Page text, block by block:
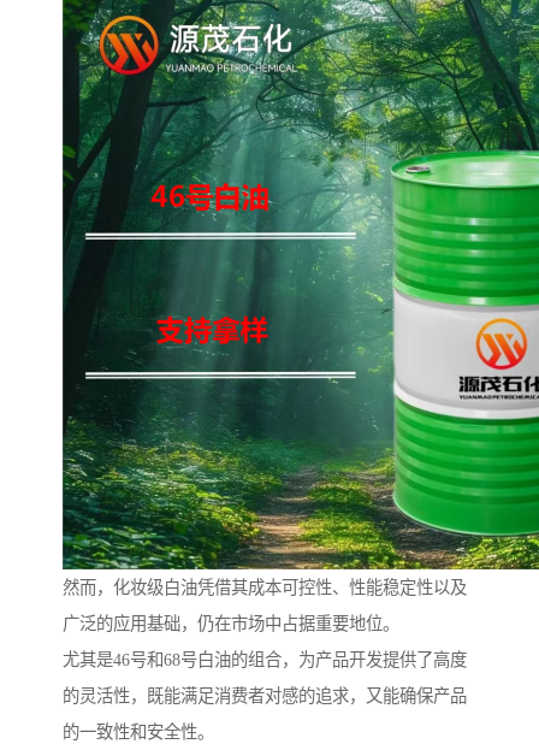
然而，化妆级白油凭借其成本可控性、性能稳定性以及
广泛的应用基础，仍在市场中占据重要地位。
尤其是46号和68号白油的组合，为产品开发提供了高度
的灵活性，既能满足消费者对感的追求，又能确保产品
的一致性和安全性。